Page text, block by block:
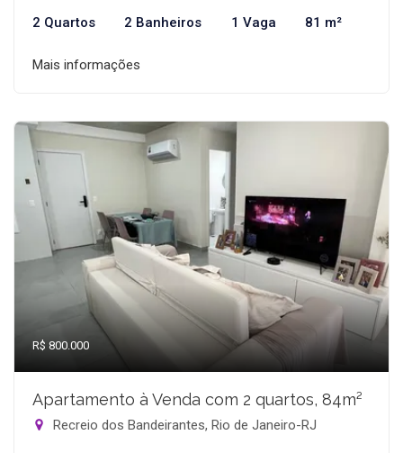
2 Quartos 2 Banheiros 1 Vaga 81 m²
Mais informações
R$ 800.000
Apartamento à Venda com 2 quartos, 84m²
Recreio dos Bandeirantes, Rio de Janeiro-RJ